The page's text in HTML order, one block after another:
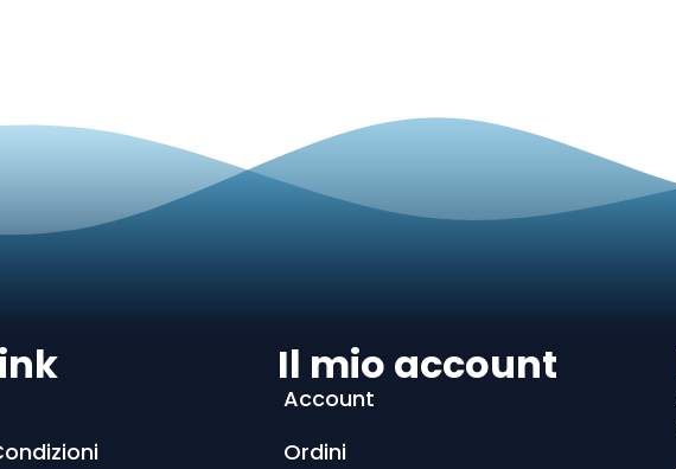
Il mio account
Account
Ordini